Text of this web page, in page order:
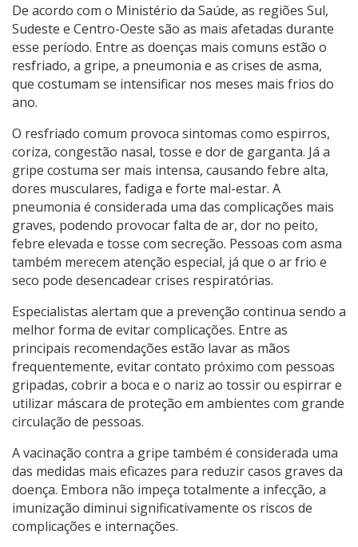
De acordo com o Ministério da Saúde, as regiões Sul,
Sudeste e Centro-Oeste são as mais afetadas durante
esse período. Entre as doenças mais comuns estão o
resfriado, a gripe, a pneumonia e as crises de asma,
que costumam se intensificar nos meses mais frios do
ano.
O resfriado comum provoca sintomas como espirros,
coriza, congestão nasal, tosse e dor de garganta. Já a
gripe costuma ser mais intensa, causando febre alta,
dores musculares, fadiga e forte mal-estar. A
pneumonia é considerada uma das complicações mais
graves, podendo provocar falta de ar, dor no peito,
febre elevada e tosse com secreção. Pessoas com asma
também merecem atenção especial, já que o ar frio e
seco pode desencadear crises respiratórias.
Especialistas alertam que a prevenção continua sendo a
melhor forma de evitar complicações. Entre as
principais recomendações estão lavar as mãos
frequentemente, evitar contato próximo com pessoas
gripadas, cobrir a boca e o nariz ao tossir ou espirrar e
utilizar máscara de proteção em ambientes com grande
circulação de pessoas.
A vacinação contra a gripe também é considerada uma
das medidas mais eficazes para reduzir casos graves da
doença. Embora não impeça totalmente a infecção, a
imunização diminui significativamente os riscos de
complicações e internações.